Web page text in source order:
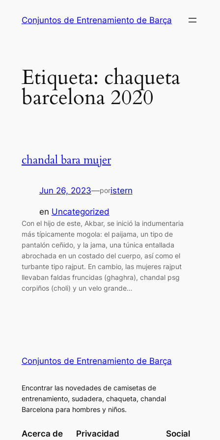
Conjuntos de Entrenamiento de Barça
Etiqueta: chaqueta
barcelona 2020
chandal bara mujer
Jun 26, 2023—poristern
en Uncategorized
Con el hijo de este, Akbar, se inició la indumentaria
más típicamente mogola: el paijama, un tipo de
pantalón ceñido, y la jama, una túnica entallada
abrochada en un costado del cuerpo, así como el
turbante tipo rajput. En cambio, las mujeres rajput
llevaban faldas fruncidas (ghaghra), chandal psg
corpiños (choli) y un velo grande…
Conjuntos de Entrenamiento de Barça
Encontrar las novedades de camisetas de
entrenamiento, sudadera, chaqueta, chandal
Barcelona para hombres y niños.
Acerca de Privacidad Social